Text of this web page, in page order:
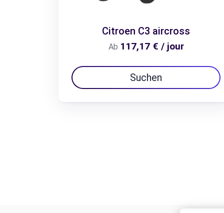
Citroen C3 aircross
Ab 117,17 € / jour
Suchen